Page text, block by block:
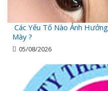
Các Yếu Tố Nào Ảnh
Mày ?
05/08/2026